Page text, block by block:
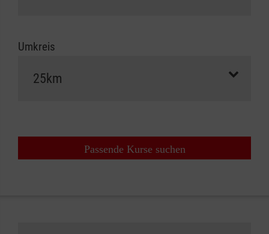
Umkreis
Passende Kurse suchen